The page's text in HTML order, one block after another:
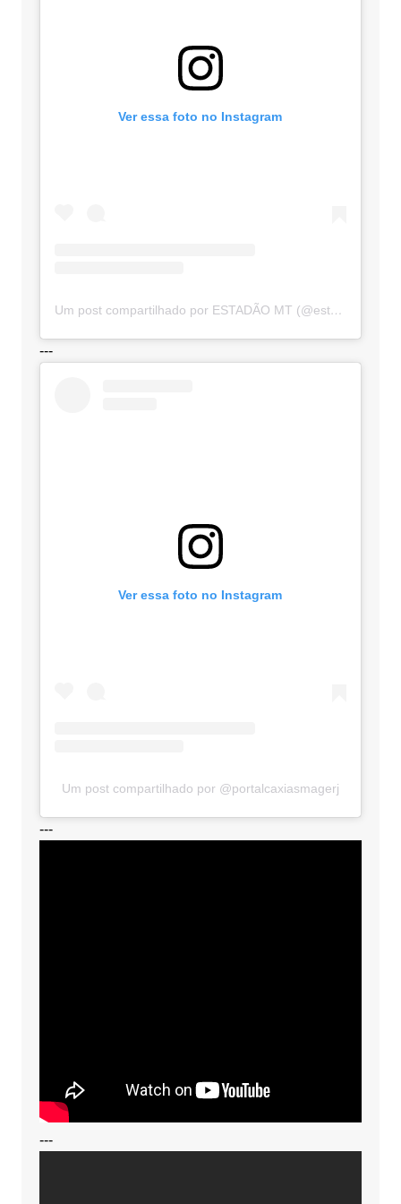
Ver essa foto no Instagram
Um post compartilhado por ESTADÃO MT (@estadaomt)
---
Ver essa foto no Instagram
Um post compartilhado por @portalcaxiasmagerj
---
---